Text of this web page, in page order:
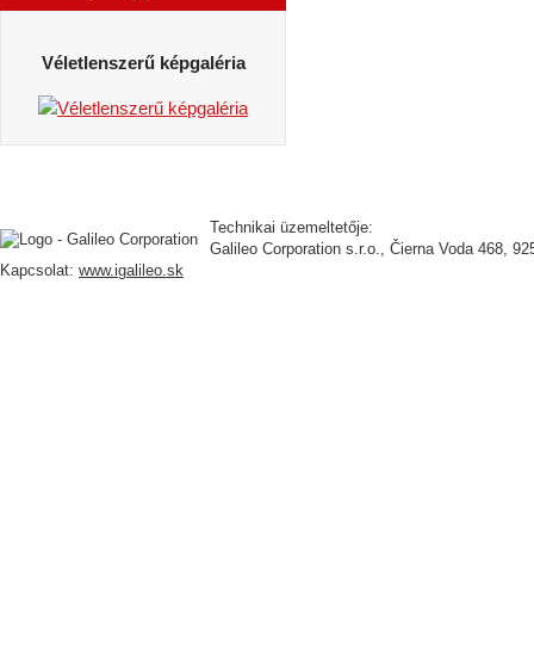
Véletlenszerű képgaléria
Technikai üzemeltetője:
Galileo Corporation s.r.o., Čierna Voda 468,
Kapcsolat: www.igalileo.sk